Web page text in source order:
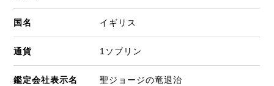
国名 イギリス
通貨 1ソブリン
鑑定会社表示名 聖ジョージの竜退治